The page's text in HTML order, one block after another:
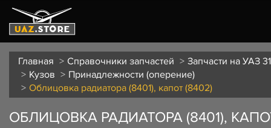
Главная Справочники запчастей
Запчасти на УАЗ
Кузов
Принадлежности (оперение)
Облицовка радиатора (8401), капот (8402)
ОБЛИЦОВКА РАДИАТОРА (8401),